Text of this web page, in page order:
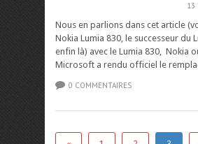
13
Nous en parlions dans cet article
Nokia Lumia 830, le successeur du
enfin là) avec le Lumia 830, Nokia
Microsoft a rendu officiel le
0 COMMENTAIRES